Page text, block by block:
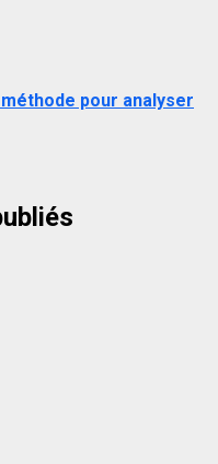
pour analyser